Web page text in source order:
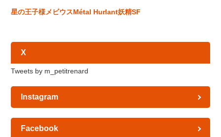
星の王子様メビウスMétal Hurlant妖精SF
X
Tweets by m_petitrenard
Instagram
Facebook